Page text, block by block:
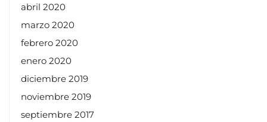
abril 2020
marzo 2020
febrero 2020
enero 2020
diciembre 2019
noviembre 2019
septiembre 2017